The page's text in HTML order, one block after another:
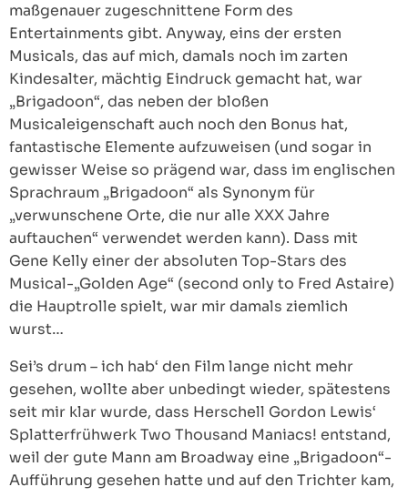
maßgenauer zugeschnittene Form des
Entertainments gibt. Anyway, eins der ersten
Musicals, das auf mich, damals noch im zarten
Kindesalter, mächtig Eindruck gemacht hat, war
„Brigadoon“, das neben der bloßen
Musicaleigenschaft auch noch den Bonus hat,
fantastische Elemente aufzuweisen (und sogar in
gewisser Weise so prägend war, dass im englischen
Sprachraum „Brigadoon“ als Synonym für
„verwunschene Orte, die nur alle XXX Jahre
auftauchen“ verwendet werden kann). Dass mit
Gene Kelly einer der absoluten Top-Stars des
Musical-„Golden Age“ (second only to Fred Astaire)
die Hauptrolle spielt, war mir damals ziemlich
wurst…
Sei’s drum – ich hab‘ den Film lange nicht mehr
gesehen, wollte aber unbedingt wieder, spätestens
seit mir klar wurde, dass Herschell Gordon Lewis‘
Splatterfrühwerk Two Thousand Maniacs! entstand,
weil der gute Mann am Broadway eine „Brigadoon“-
Aufführung gesehen hatte und auf den Trichter kam,